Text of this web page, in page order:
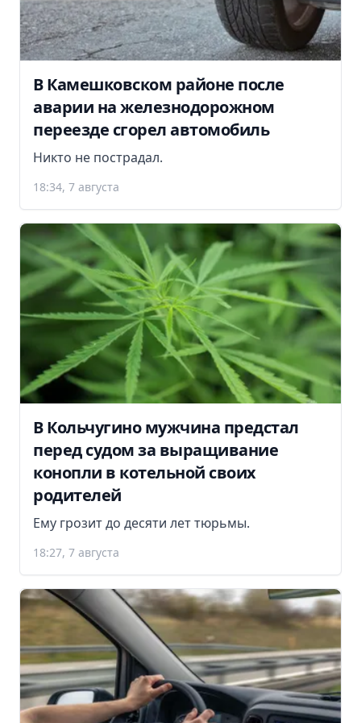
В Камешковском районе после
аварии на железнодорожном
переезде сгорел автомобиль
Никто не пострадал.
18:34, 7 августа
В Кольчугино мужчина предстал
перед судом за выращивание
конопли в котельной своих
родителей
Ему грозит до десяти лет тюрьмы.
18:27, 7 августа